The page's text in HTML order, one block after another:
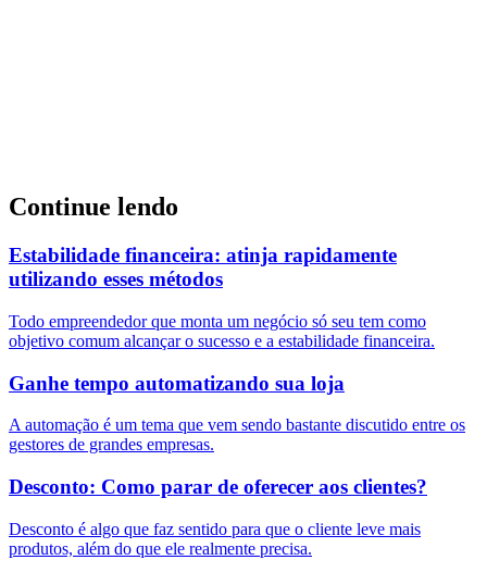
Continue lendo
Estabilidade financeira: atinja rapidamente
utilizando esses métodos
Todo empreendedor que monta um negócio só seu tem como
objetivo comum alcançar o sucesso e a estabilidade financeira.
Ganhe tempo automatizando sua loja
A automação é um tema que vem sendo bastante discutido entre os
gestores de grandes empresas.
Desconto: Como parar de oferecer aos clientes?
Desconto é algo que faz sentido para que o cliente leve mais
produtos, além do que ele realmente precisa.